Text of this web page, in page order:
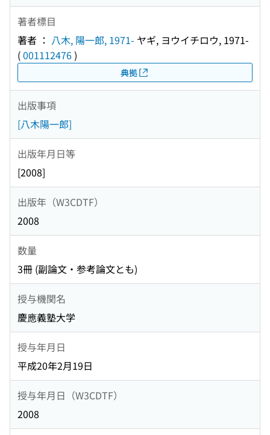
著者標目
著者 ： 八木, 陽一郎, 1971- ヤギ, ヨウイチロウ, 1971-
(001112476)
典拠
出版事項
[八木陽一郎]
出版年月日等
[2008]
出版年（W3CDTF）
2008
数量
3冊 (副論文・参考論文とも)
授与機関名
慶應義塾大学
授与年月日
平成20年2月19日
授与年月日（W3CDTF）
2008